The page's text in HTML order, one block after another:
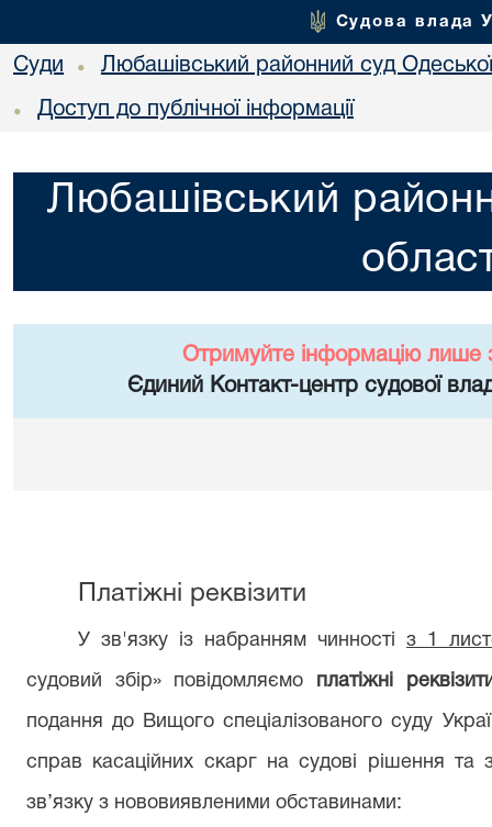
Судова влада
Суди • Любашівський районний суд Одеської
• Доступ до публічної інформації
Любашівський
Отримуйте інформацію лише
Єдиний Контакт-центр судової
Платіжні реквізити
У зв'язку із набранням чинностіз 1
судовий збір» повідомляємо платіжні
подання до Вищого спеціалізованого суду
справ касаційних скарг на судові рішення
зв’язку з нововиявленими обставинами: